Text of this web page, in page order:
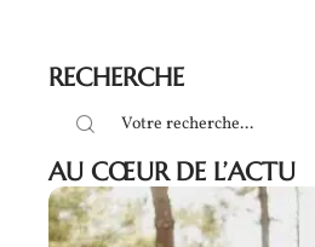
RECHERCHE
AU CŒUR DE L’ACTU